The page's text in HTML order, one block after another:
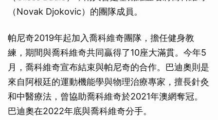
（Novak Djokovic）的團隊成員。
帕尼奇2019年起加入喬科維奇團隊，擔任健身教
練，期間與喬科維奇共同贏得了10座大滿貫。今年5
月，喬科維奇宣布結束與帕尼奇的合作。巴迪奧則是
來自阿根廷的運動機能學與物理治療專家，擅長針灸
和中醫療法，曾協助喬科維奇於2021年澳網奪冠。
巴迪奧在2022年底與喬科維奇分手。